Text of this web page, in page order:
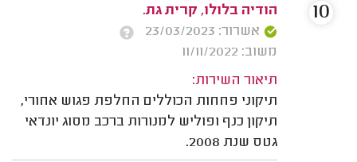
הודיה בלולו, קרית גת.
אשרור: 23/03/2023
משוב: 11/11/2022
תיאור השירות:
תיקוני פחחות הכוללים החלפת פגוש אחורי,
תיקון כנף ופוליש למנורות ברכב מסוג ‫יונדאי
גטס שנת 2008.
10